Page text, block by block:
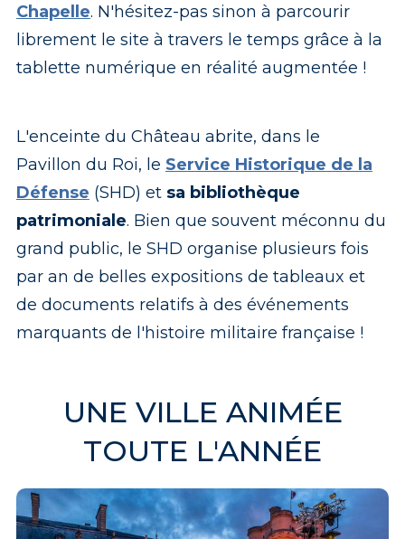
Chapelle. N'hésitez-pas sinon à parcourir
librement le site à travers le temps grâce à la
tablette numérique en réalité augmentée !
L'enceinte du Château abrite, dans le
Pavillon du Roi, le Service Historique de la
Défense (SHD) et sa bibliothèque
patrimoniale. Bien que souvent méconnu du
grand public, le SHD organise plusieurs fois
par an de belles expositions de tableaux et
de documents relatifs à des événements
marquants de l'histoire militaire française !
UNE VILLE ANIMÉE
TOUTE L'ANNÉE